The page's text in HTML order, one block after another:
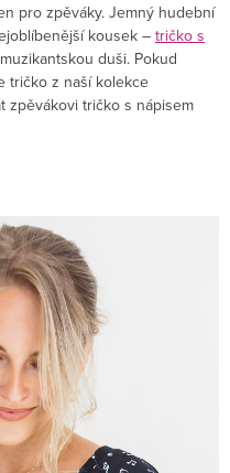
pro zpěváky. Jemný hudební
kousek – tričko s
duši. Pokud
tričko z naší kolekce
zpěvákovi tričko s nápisem